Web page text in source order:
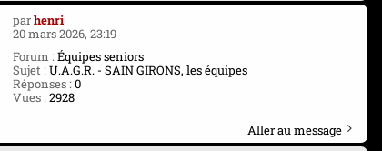
parhenri
20 mars 2026, 23:19
Forum :Équipes seniors
Sujet :U.A.G.R. - SAIN GIRONS, les équipes
Réponses :0
Vues :2928
Aller au message